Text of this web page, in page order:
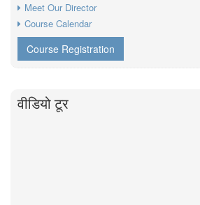
Meet Our Director
Course Calendar
Course Registration
वीडियो टूर